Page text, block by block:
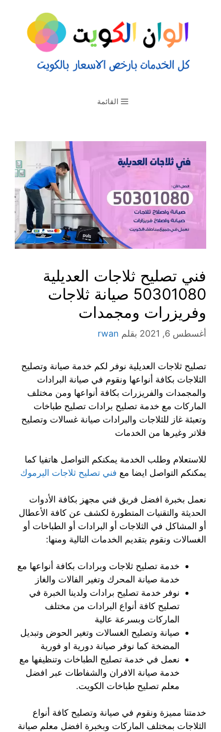
القائمة
فني تصليح ثلاجات العديلية
50301080 صيانة ثلاجات
وفريزرات ومجمدات
أغسطس 6, 2021 بقلم rwan
تصليح ثلاجات العديلية نوفر لكم خدمة صيانة وتصليح
الثلاجات بكافة أنواعها ونقوم في صيانة البرادات
والمجمدات والفريزرات بكافة أنواعها ومن مختلف
الماركات مع خدمة تصليح برادات تصليح طباخات
وتعبئة غاز للثلاجات والبرادات صيانة غسالات وتصليح
فلاتر وغيرها من الخدمات
للاستعلام وطلب الخدمة يمكنكم التواصل هاتفيا كما
يمكنكم التواصل ايضا مع فني تصليح ثلاجات اليرموك
نعمل بخبرة افضل فريق فني مجهز بكافة الأدوات
الحديثة والتقنيات المتطورة لكشف عن كافة الأعطال
أو المشاكل في الثلاجات أو البرادات أو الطباخات أو
الغسالات ونقوم بتقديم الخدمات التالية ومنها:
خدمة تصليح ثلاجات وبرادات بكافة أنواعها مع
خدمة صيانة المحرك وتغير الفالات والغاز
نوفر خدمة تصليح برادات ولدينا الخبرة في
تصليح كافة أنواع البرادات من مختلف
الماركات وبسرعة عالية
صيانة وتصليح الغسالات وتغير الحوض وتبديل
المضخة كما نوفر صيانة دورية او فورية
نعمل في خدمة تصليح الطباخات وتنظيفها مع
خدمة صيانة الافران والشفاطات عبر افضل
معلم تصليح طباخات الكويت.
خدمتنا مميزة ونقوم في صيانة وتصليح كافة أنواع
الثلاجات بمختلف الماركات وبخبرة افضل معلم صيانة